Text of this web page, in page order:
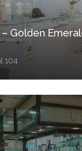
– Golden
104